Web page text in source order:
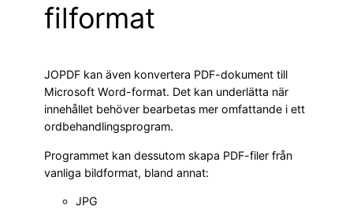
filformat
JOPDF kan även konvertera PDF-dokument till
Microsoft Word-format. Det kan underlätta när
innehållet behöver bearbetas mer omfattande i ett
ordbehandlingsprogram.
Programmet kan dessutom skapa PDF-filer från
vanliga bildformat, bland annat:
JPG